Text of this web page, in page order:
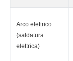
Arco elettrico
(saldatura
elettrica)